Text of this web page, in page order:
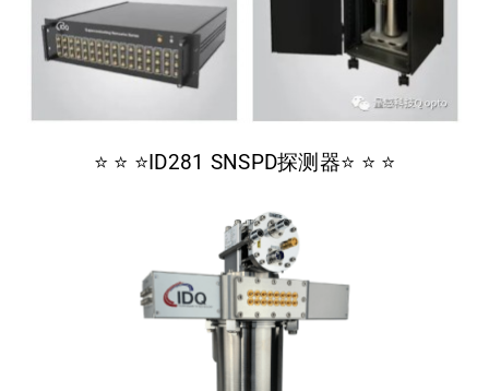
⭐️ ⭐️ ⭐️ID281 SNSPD探测器⭐️ ⭐️ ⭐️